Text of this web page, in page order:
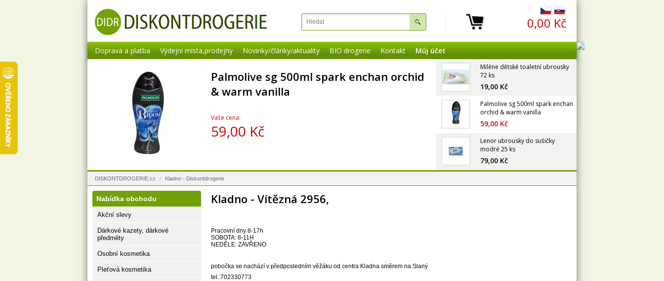
0,00 Kč
Doprava a platba Výdejní místa,prodejny Novinky/články/aktuality BIO drogerie Kontakt Můj účet
Palmolive sg 500ml spark enchan orchid
& warm vanilla
Vaše cena:
59,00 Kč
Miléne dětské toaletní ubrousky
72 ks
19,00 Kč
Palmolive sg 500ml spark enchan
orchid & warm vanilla
59,00 Kč
Lenor ubrousky do sušičky
modré 25 ks
79,00 Kč
DISKONTDROGERIE.cz / Kladno - Diskontdrogerie
Kladno - Vítězná 2956,
Pracovní dny 8-17h
SOBOTA: 8-11H
NEDĚLE: ZAVŘENO
pobočka se nachází v předposledním věžáku od centra Kladna směrem na Slaný
tel.:702330773
Nabídka obchodu
Akční slevy
Dárkové kazety, dárkové
předměty
Osobní kosmetika
Pleťová kosmetika